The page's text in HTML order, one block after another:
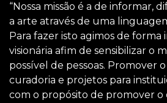
“Nossa missão é a de informar,
a arte através de uma
Para fazer isto agimos de forma
visionária afim de sensibilizar o
possível de pessoas. Promover
curadoria e projetos para
com o propósito de promover o